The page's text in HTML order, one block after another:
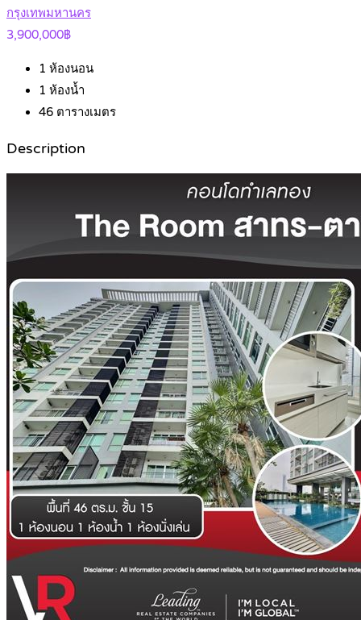
กรุงเทพมหานคร
3,900,000฿
1 ห้องนอน
1 ห้องน้ำ
46 ตารางเมตร
Description